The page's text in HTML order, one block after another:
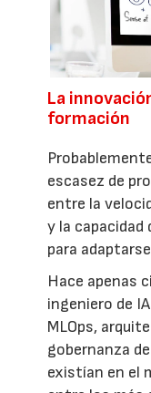
La
formación
escasez de
entre la
y la
para
Hace apenas
ingeniero de
MLOps,
gobernanza
existían en el